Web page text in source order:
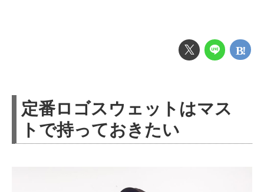
定番ロゴスウェットはマス
トで持っておきたい